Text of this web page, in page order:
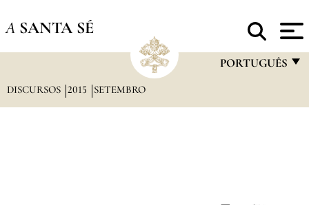
A SANTA SÉ
PORTUGUÊS
DISCURSOS 2015 SETEMBRO